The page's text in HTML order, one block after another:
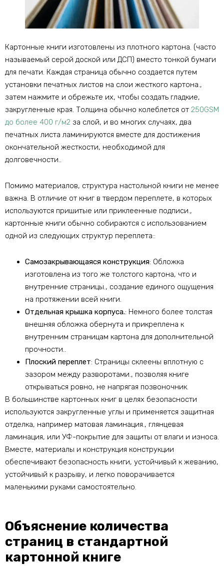
Картонные книги изготовлены из плотного картона. (часто
называемый серой доской или ДСП) вместо тонкой бумаги
для печати. Каждая страница обычно создается путем
установки печатных листов на слои жесткого картона.,
затем нажмите и обрежьте их, чтобы создать гладкие,
закругленные края. Толщина обычно колеблется от 250GSM
до более 400 г/м2 за слой, и во многих случаях, два
печатных листа ламинируются вместе для достижения
окончательной жесткости, необходимой для
долговечности..
Помимо материалов, структура настольной книги не менее
важна. В отличие от книг в твердом переплете, в которых
используются пришитые или приклеенные подписи.,
картонные книги обычно собираются с использованием
одной из следующих структур переплета::
Самозакрывающаяся конструкция: Обложка
изготовлена ​​из того же толстого картона, что и
внутренние страницы., создание единого ощущения
на протяжении всей книги.
Отдельная крышка корпуса.: Немного более толстая
внешняя обложка обернута и прикреплена к
внутренним страницам картона для дополнительной
прочности..
Плоский переплет: Страницы склеены вплотную с
зазором между разворотами., позволяя книге
открываться ровно, не напрягая позвоночник.
В большинстве картонных книг в целях безопасности
используются закругленные углы и применяется защитная
отделка, например матовая ламинация., глянцевая
ламинация, или УФ-покрытие для защиты от влаги и износа.
Вместе, материалы и конструкция конструкции
обеспечивают безопасность книги, устойчивый к жеванию,
устойчивый к разрыву, и легко поворачивается
маленькими руками самостоятельно.
Объяснение количества
страниц в стандартной
картонной книге